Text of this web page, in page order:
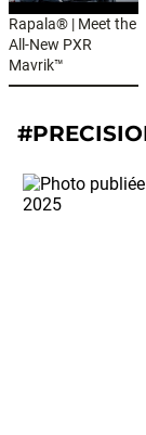
Rapala® | Meet the
All-New PXR
Mavrik™